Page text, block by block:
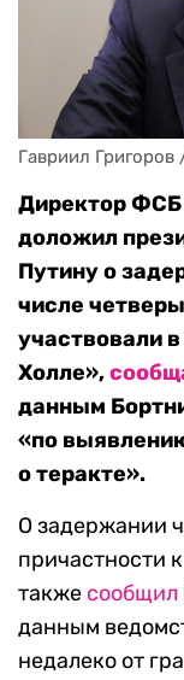
Гавриил
Директор ФСБ
доложил
Путину о
числе
участвовали
Холле»,
данным
«по
о теракте».
О задержании
причастности
также сообщил
данным
недалеко от